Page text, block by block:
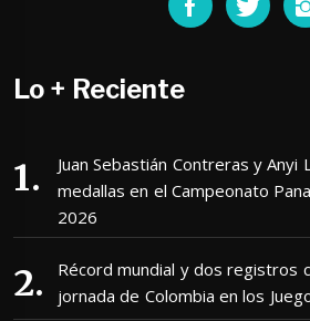
Lo + Reciente
Juan Sebastián Contreras y Anyi
medallas en el Campeonato
2026
Récord mundial y dos registros
jornada de Colombia en los